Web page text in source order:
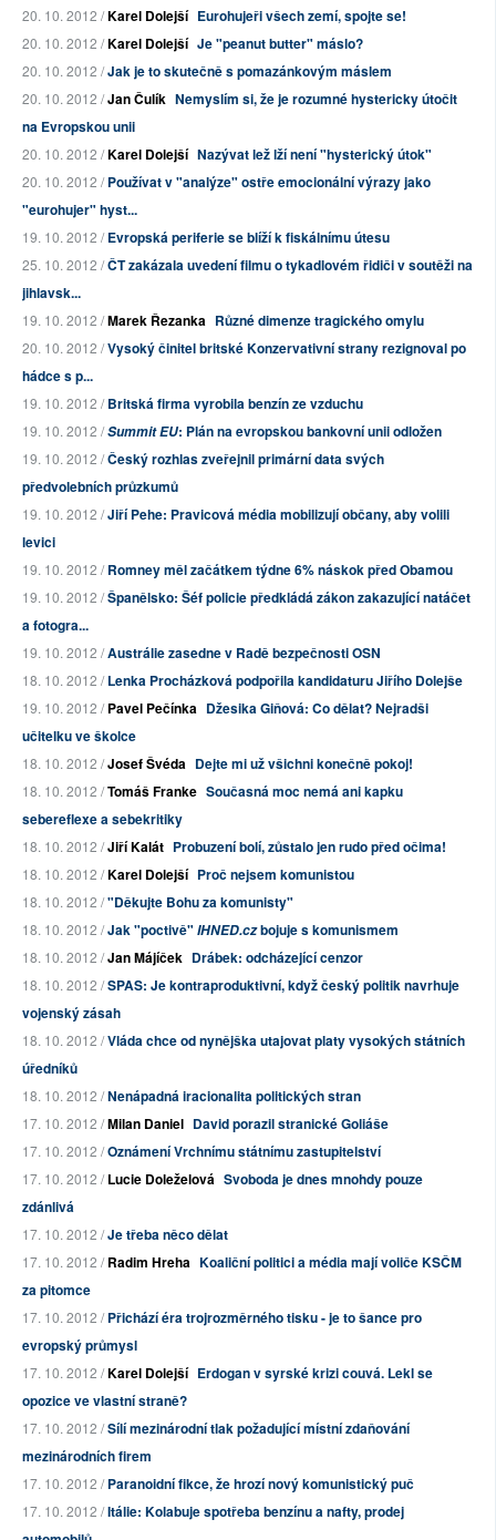
20. 10. 2012 /Karel Dolejší Eurohujeři všech zemí, spojte se!
20. 10. 2012 /Karel Dolejší Je "peanut butter" máslo?
20. 10. 2012 /Jak je to skutečně s pomazánkovým máslem
20. 10. 2012 /Jan Čulík Nemyslím si, že je rozumné hystericky útočit
na Evropskou unii
20. 10. 2012 /Karel Dolejší Nazývat lež lží není "hysterický útok"
20. 10. 2012 /Používat v "analýze" ostře emocionální výrazy jako
"eurohujer" hyst...
19. 10. 2012 /Evropská periferie se blíží k fiskálnímu útesu
25. 10. 2012 /ČT zakázala uvedení filmu o tykadlovém řidiči v soutěži na
jihlavsk...
19. 10. 2012 /Marek Řezanka Různé dimenze tragického omylu
20. 10. 2012 /Vysoký činitel britské Konzervativní strany rezignoval po
hádce s p...
19. 10. 2012 /Britská firma vyrobila benzín ze vzduchu
19. 10. 2012 /Summit EU: Plán na evropskou bankovní unii odložen
19. 10. 2012 /Český rozhlas zveřejnil primární data svých
předvolebních průzkumů
19. 10. 2012 /Jiří Pehe: Pravicová média mobilizují občany, aby volili
levici
19. 10. 2012 /Romney měl začátkem týdne 6% náskok před Obamou
19. 10. 2012 /Španělsko: Šéf policie předkládá zákon zakazující natáčet
a fotogra...
19. 10. 2012 /Austrálie zasedne v Radě bezpečnosti OSN
18. 10. 2012 /Lenka Procházková podpořila kandidaturu Jiřího Dolejše
19. 10. 2012 /Pavel Pečínka Džesika Giňová: Co dělat? Nejradši
učitelku ve školce
18. 10. 2012 /Josef Švéda Dejte mi už všichni konečně pokoj!
18. 10. 2012 /Tomáš Franke Současná moc nemá ani kapku
sebereflexe a sebekritiky
18. 10. 2012 /Jiří Kalát Probuzení bolí, zůstalo jen rudo před očima!
18. 10. 2012 /Karel Dolejší Proč nejsem komunistou
18. 10. 2012 /"Děkujte Bohu za komunisty"
18. 10. 2012 /Jak "poctivě" IHNED.czbojuje s komunismem
18. 10. 2012 /Jan Májíček Drábek: odcházející cenzor
18. 10. 2012 /SPAS: Je kontraproduktivní, když český politik navrhuje
vojenský zásah
18. 10. 2012 /Vláda chce od nynějška utajovat platy vysokých státních
úředníků
18. 10. 2012 /Nenápadná iracionalita politických stran
17. 10. 2012 /Milan Daniel David porazil stranické Goliáše
17. 10. 2012 /Oznámení Vrchnímu státnímu zastupitelství
17. 10. 2012 /Lucie Doleželová Svoboda je dnes mnohdy pouze
zdánlivá
17. 10. 2012 /Je třeba něco dělat
17. 10. 2012 /Radim Hreha Koaliční politici a média mají voliče KSČM
za pitomce
17. 10. 2012 /Přichází éra trojrozměrného tisku - je to šance pro
evropský průmysl
17. 10. 2012 /Karel Dolejší Erdogan v syrské krizi couvá. Lekl se
opozice ve vlastní straně?
17. 10. 2012 /Sílí mezinárodní tlak požadující místní zdaňování
mezinárodních firem
17. 10. 2012 /Paranoidní fikce, že hrozí nový komunistický puč
17. 10. 2012 /Itálie: Kolabuje spotřeba benzínu a nafty, prodej